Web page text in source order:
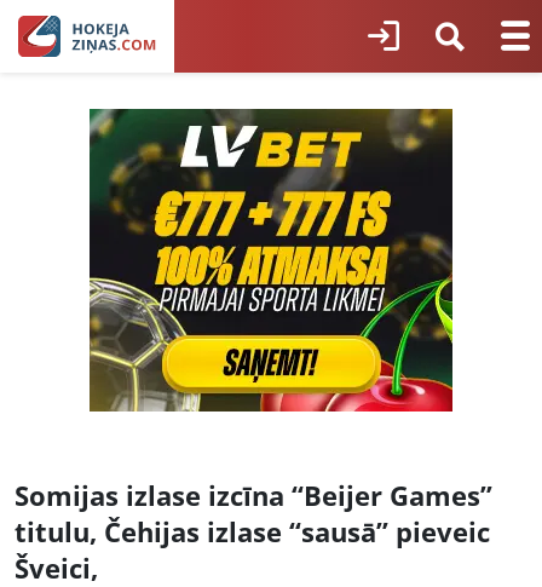
Somijas izlase izcīna “Beijer Games”
titulu, Čehijas izlase “sausā” pieveic
Šveici,